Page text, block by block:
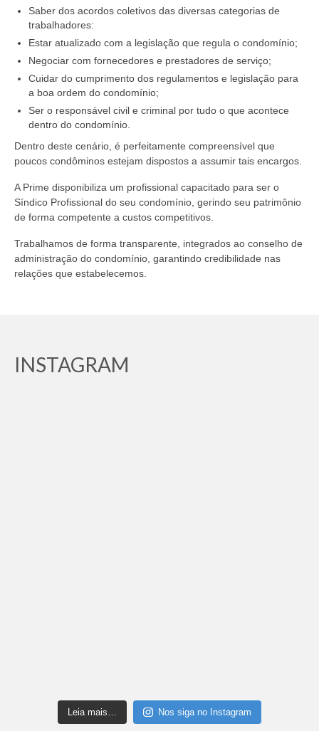
Saber dos acordos coletivos das diversas categorias de
trabalhadores:
Estar atualizado com a legislação que regula o condomínio;
Negociar com fornecedores e prestadores de serviço;
Cuidar do cumprimento dos regulamentos e legislação para
a boa ordem do condomínio;
Ser o responsável civil e criminal por tudo o que acontece
dentro do condomínio.
Dentro deste cenário, é perfeitamente compreensível que
poucos condôminos estejam dispostos a assumir tais encargos.
A Prime disponibiliza um profissional capacitado para ser o
Síndico Profissional do seu condomínio, gerindo seu patrimônio
de forma competente a custos competitivos.
Trabalhamos de forma transparente, integrados ao conselho de
administração do condomínio, garantindo credibilidade nas
relações que estabelecemos.
INSTAGRAM
Leia mais… Nos siga no Instagram